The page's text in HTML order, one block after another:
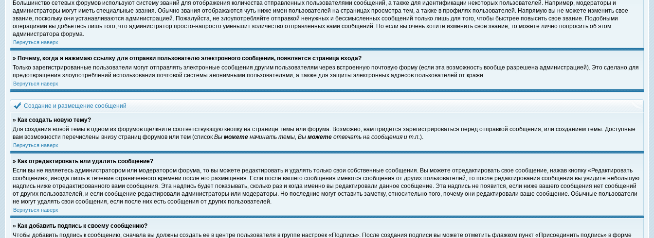
Большинство сетевых форумов используют систему званий для отображения количества отправленных пользователями сообщений, а также для идентификации некоторых пользователей. Например, модераторы и
администраторы могут иметь специальные звания. Обычно звания отображаются чуть ниже имен пользователей на страницах просмотра тем, а также в профилях пользователей. Напрямую вы не можете изменить свое
звание, поскольку они устанавливаются администрацией. Пожалуйста, не злоупотребляйте отправкой ненужных и бессмысленных сообщений только лишь для того, чтобы быстрее повысить свое звание. Подобными
операциями вы добьетесь лишь того, что администратор просто-напросто уменьшит количество отправленных вами сообщений. Но если вы очень хотите изменить свое звание, то можете лично попросить об этом
администратора форума.
Вернуться наверх
» Почему, когда я нажимаю ссылку для отправки пользователю электронного сообщения, появляется страница входа?
Только зарегистрированные пользователи могут отправлять электронные сообщения другим пользователям через встроенную почтовую форму (если эта возможность вообще разрешена администрацией). Это сделано для
предотвращения злоупотреблений использования почтовой системы анонимными пользователями, а также для защиты электронных адресов пользователей от кражи.
Вернуться наверх
Создание и размещение сообщений
» Как создать новую тему?
Для создания новой темы в одном из форумов щелкните соответствующую кнопку на странице темы или форума. Возможно, вам придется зарегистрироваться перед отправкой сообщения, или созданием темы. Доступные
вам возможности перечислены внизу страниц форумов или тем (список Вы можете начинать темы, Вы можете отвечать на сообщения и т.п.).
Вернуться наверх
» Как отредактировать или удалить сообщение?
Если вы не являетесь администратором или модератором форума, то вы можете редактировать и удалять только свои собственные сообщения. Вы можете отредактировать свое сообщение, нажав кнопку «Редактировать
сообщение», иногда лишь в течение ограниченного времени после его размещения. Если после вашего сообщения имеются сообщения от других пользователей, то после редактирования сообщения вы увидите небольшую
надпись ниже отредактированного вами сообщения. Эта надпись будет показывать, сколько раз и когда именно вы редактировали данное сообщение. Эта надпись не появится, если ниже вашего сообщения нет сообщений
от других пользователей, и если сообщение редактировали администраторы или модераторы. Но последние могут оставить заметку, относительно того, почему они редактировали ваше сообщение. Обычные пользователи
не могут удалять свои сообщения, если после них есть сообщения от других пользователей.
Вернуться наверх
» Как добавить подпись к своему сообщению?
Чтобы добавить подпись к сообщению, сначала вы должны создать ее в центре пользователя в группе настроек «Подпись». После создания подписи вы можете отметить флажком пункт «Присоединить подпись» в форме